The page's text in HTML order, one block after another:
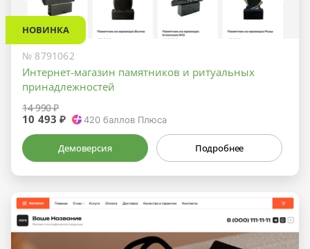
НОВИНКА
№ 8791062
Интернет-магазин памятников и ритуальных
принадлежностей
14 990 ₽
10 493 ₽ 420баллов Плюса
Демоверсия Подробнее